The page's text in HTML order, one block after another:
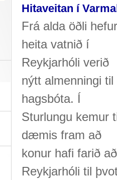
Hitaveitan í
Frá alda öðli hefur
heita vatnið í
Reykjarhóli verið
nýtt almenningi til
hagsbóta. Í
Sturlungu kemur
dæmis fram að
konur hafi farið að
Reykjarhóli til